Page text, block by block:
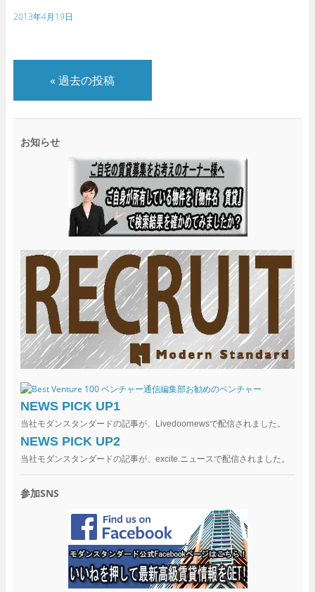
2013年4月19日
« 過去の投稿
お知らせ
NEWS PICK UP1
当社モダンスタンダードの記事が、Livedoornewsで配信されました。
NEWS PICK UP2
当社モダンスタンダードの記事が、excite.ニュースで配信されました。
参加SNS